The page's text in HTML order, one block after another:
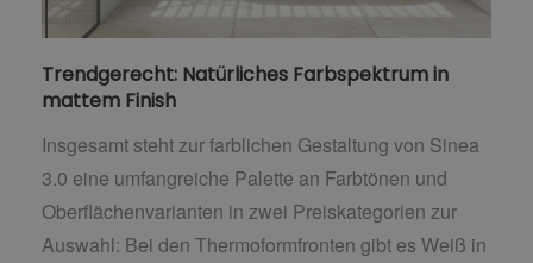
Trendgerecht: Natürliches Farbspektrum in
mattem Finish
Insgesamt steht zur farblichen Gestaltung von Sinea
3.0 eine umfangreiche Palette an Farbtönen und
Oberflächenvarianten in zwei Preiskategorien zur
Auswahl: Bei den Thermoformfronten gibt es Weiß in